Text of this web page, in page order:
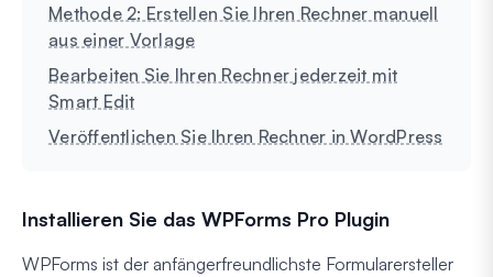
Methode 2: Erstellen Sie Ihren Rechner manuell
aus einer Vorlage
Bearbeiten Sie Ihren Rechner jederzeit mit
Smart Edit
Veröffentlichen Sie Ihren Rechner in WordPress
Installieren Sie das WPForms Pro Plugin
WPForms ist der anfängerfreundlichste Formularersteller